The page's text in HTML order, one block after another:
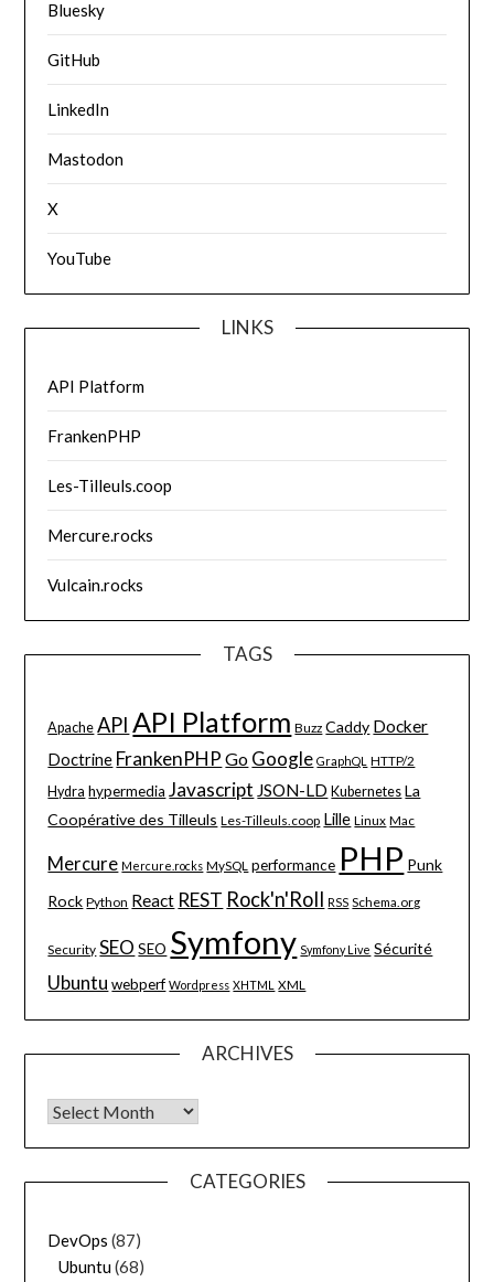
Bluesky
GitHub
LinkedIn
Mastodon
X
YouTube
LINKS
API Platform
FrankenPHP
Les-Tilleuls.coop
Mercure.rocks
Vulcain.rocks
TAGS
Apache API API Platform Buzz Caddy Docker
Doctrine FrankenPHP Go Google GraphQL HTTP/2
Hydra hypermedia Javascript JSON-LD Kubernetes La
Coopérative des Tilleuls Les-Tilleuls.coop Lille Linux Mac
Mercure Mercure.rocks MySQL performance PHP Punk
Rock Python React REST Rock'n'Roll RSS Schema.org
Security SEO SEO Symfony Symfony Live Sécurité
Ubuntu webperf Wordpress XHTML XML
ARCHIVES
Archives
CATEGORIES
DevOps (87)
Ubuntu(68)